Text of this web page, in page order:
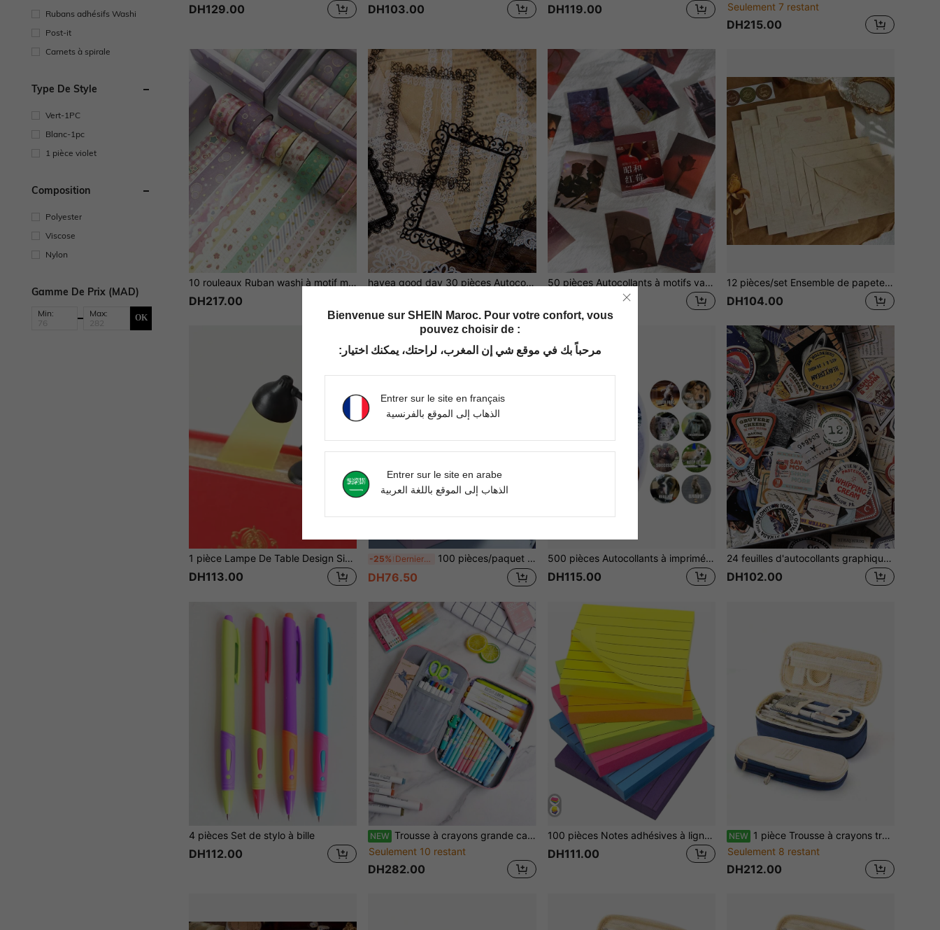
Rubans adhésifs Washi
Post-it
Carnets à spirale
Type De Style
Vert-1PC
Blanc-1pc
1 pièce violet
Composition
Polyester
Viscose
Nylon
Gamme De Prix (MAD)
Min: Max: OK
DH129.00 DH103.00 DH119.00
Seulement 7 restant
DH215.00
10 rouleaux Ruban washi à motif mixte
DH217.00
havea good day 30 pièces Autocollants à motif de dentelle assortis, autocollants multifonctions créatifs pour artisanat DIY, cahier, décoration de cartes de collage, fournitures scolaires de rentrée 50 pièces Autocollants à motifs variés Fournitures scolaires Rentrée scolaire 12 pièces/set Ensemble de papeterie vintage (6 feuilles de papier à lettre + 3 enveloppes + 3 autocollants de scellage, assortiment aléatoire)
DH104.00
1 pièce Lampe De Table Design Signet
DH113.00
-25% Derniers 2 jours 100 pièces/paquet Bloc-notes de couleurs assorties, couleurs aléatoires, fournitures scolaires pour la rentrée
DH76.50
500 pièces Autocollants à imprimé animal pour la rentrée scolaire Fournitures scolaires
DH115.00
24 feuilles d'autocollants graphiques de lettres, fournitures scolaires pour la rentrée
DH102.00
4 pièces Set de stylo à bille
DH112.00
NEW Trousse à crayons grande capacité style coréen sac de mode étudiant sac de rangement pour fournitures scolaires et agenda 1 pièce
Seulement 10 restant
DH282.00
100 pièces Notes adhésives à lignes horizontales de couleurs aléatoires Fournitures scolaires pour la rentrée
DH111.00
NEW 1 pièce Trousse à crayons transformable grande capacité multifonction extensible
Seulement 8 restant
DH212.00
Bienvenue sur SHEIN Maroc. Pour votre confort, vous
pouvez choisir de :
مرحباً بك في موقع شي إن المغرب، لراحتك، يمكنك اختيار:
Entrer sur le site en français
الذهاب إلى الموقع بالفرنسية
Entrer sur le site en arabe
الذهاب إلى الموقع باللغة العربية